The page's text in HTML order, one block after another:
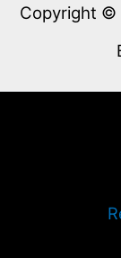
Copyright ©